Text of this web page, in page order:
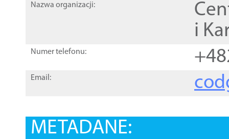
Nazwa organizacji:
i
Numer telefonu:
Email:
METADANE: